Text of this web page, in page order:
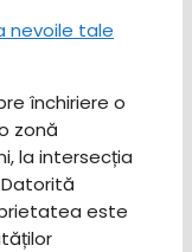
închiriere o
zonă
la intersecția
este